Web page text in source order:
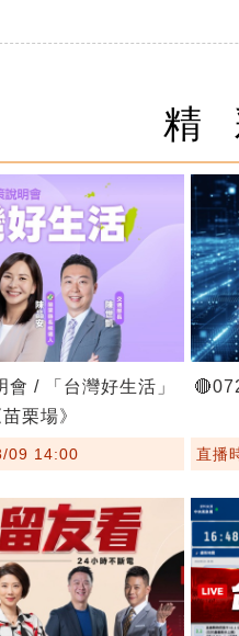
精
/ 「台灣好生活」
栗場》
09 14:00 直播